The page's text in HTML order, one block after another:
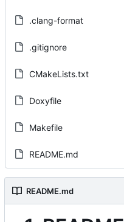
.clang-format
.gitignore
CMakeLists.txt
Doxyfile
Makefile
README.md
README.md